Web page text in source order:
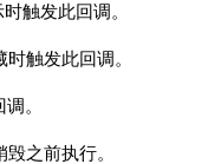
触发此回调。
触发此回调。
。
之前执行。